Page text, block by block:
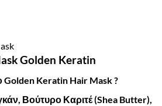
Golden Keratin
Golden Keratin Hair Mask ?
Βούτυρο Καριτέ (Shea Butter),